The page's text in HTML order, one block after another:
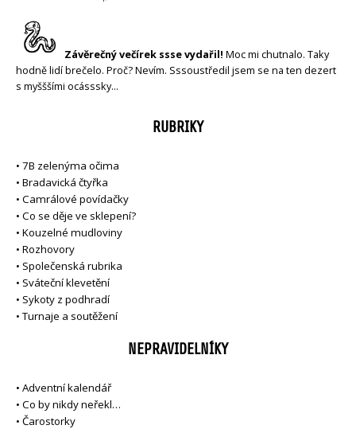
Závěrečný večírek ssse vydařil! Moc mi chutnalo. Taky
hodně lidí brečelo. Proč? Nevím. Sssoustředil jsem se na ten dezert
s myšššími ocásssky…
RUBRIKY
• 7B zelenýma očima
• Bradavická čtyřka
• Camrálové povídačky
• Co se děje ve sklepení?
• Kouzelné mudloviny
• Rozhovory
• Společenská rubrika
• Sváteční klevetění
• Sykoty z podhradí
•Turnaje a soutěžení
NEPRAVIDELNÍKY
• Adventní kalendář
• Co by nikdy neřekl…
• Čarostorky